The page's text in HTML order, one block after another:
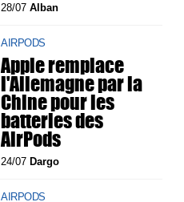
28/07Alban
AIRPODS
Apple remplace
l'Allemagne par la
Chine pour les
batteries des
AirPods
24/07 Dargo
AIRPODS